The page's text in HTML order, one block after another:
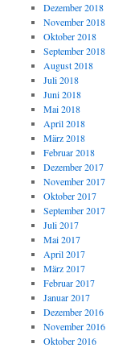
Dezember 2018
November 2018
Oktober 2018
September 2018
August 2018
Juli 2018
Juni 2018
Mai 2018
April 2018
März 2018
Februar 2018
Dezember 2017
November 2017
Oktober 2017
September 2017
Juli 2017
Mai 2017
April 2017
März 2017
Februar 2017
Januar 2017
Dezember 2016
November 2016
Oktober 2016